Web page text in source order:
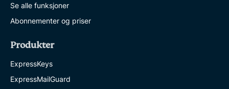
Se alle funksjoner
Abonnementer og priser
Produkter
ExpressKeys
ExpressMailGuard